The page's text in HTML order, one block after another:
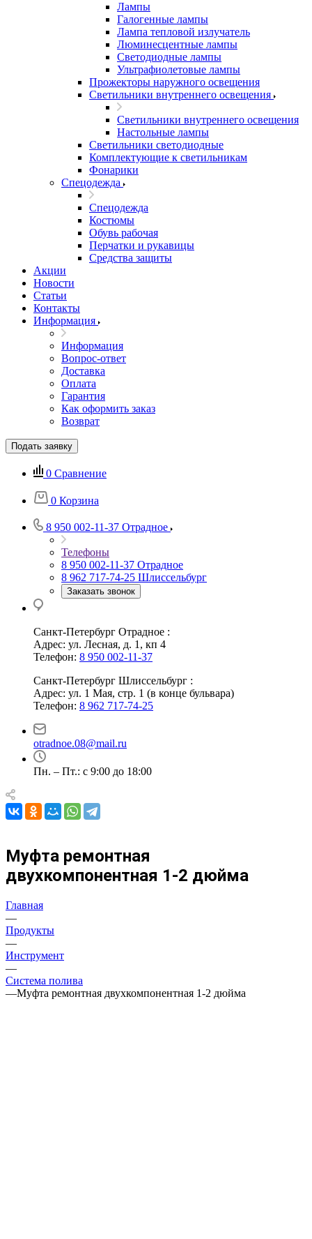
Лампы
Галогенные лампы
Лампа тепловой излучатель
Люминесцентные лампы
Светодиодные лампы
Ультрафиолетовые лампы
Прожекторы наружного освещения
Светильники внутреннего освещения
Светильники внутреннего освещения
Настольные лампы
Светильники светодиодные
Комплектующие к светильникам
Фонарики
Спецодежда
Спецодежда
Костюмы
Обувь рабочая
Перчатки и рукавицы
Средства защиты
Акции
Новости
Статьи
Контакты
Информация
Информация
Вопрос-ответ
Доставка
Оплата
Гарантия
Как оформить заказ
Возврат
Подать заявку
0 Сравнение
0 Корзина
8 950 002-11-37 Отрадное
Телефоны
8 950 002-11-37 Отрадное
8 962 717-74-25 Шлиссельбург
Заказать звонок
Санкт-Петербург Отрадное :
Адрес: ул. Лесная, д. 1, кп 4
Телефон: 8 950 002-11-37
Санкт-Петербург Шлиссельбург :
Адрес: ул. 1 Мая, стр. 1 (в конце бульвара)
Телефон: 8 962 717-74-25
otradnoe.08@mail.ru
Пн. – Пт.: с 9:00 до 18:00
Муфта ремонтная
двухкомпонентная 1-2 дюйма
Главная
—
Продукты
—
Инструмент
—
Система полива
—Муфта ремонтная двухкомпонентная 1-2 дюйма